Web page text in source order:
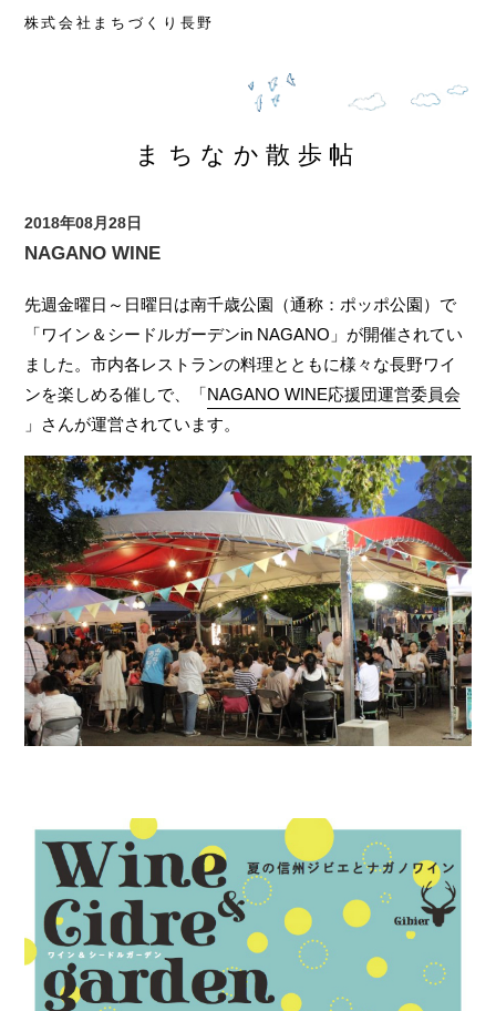
楽茶れんが館
中心市街地活性化協議会
まちなか散歩帖
遊休不動産活用事業
株式会社まちづくり長野
まちなか散歩帖
2018年08月28日
NAGANO WINE
先週金曜日～日曜日は南千歳公園（通称：ポッポ公園）で
「ワイン＆シードルガーデンin NAGANO」が開催されてい
ました。市内各レストランの料理とともに様々な長野ワイ
ンを楽しめる催しで、「NAGANO WINE応援団運営委員会
」さんが運営されています。